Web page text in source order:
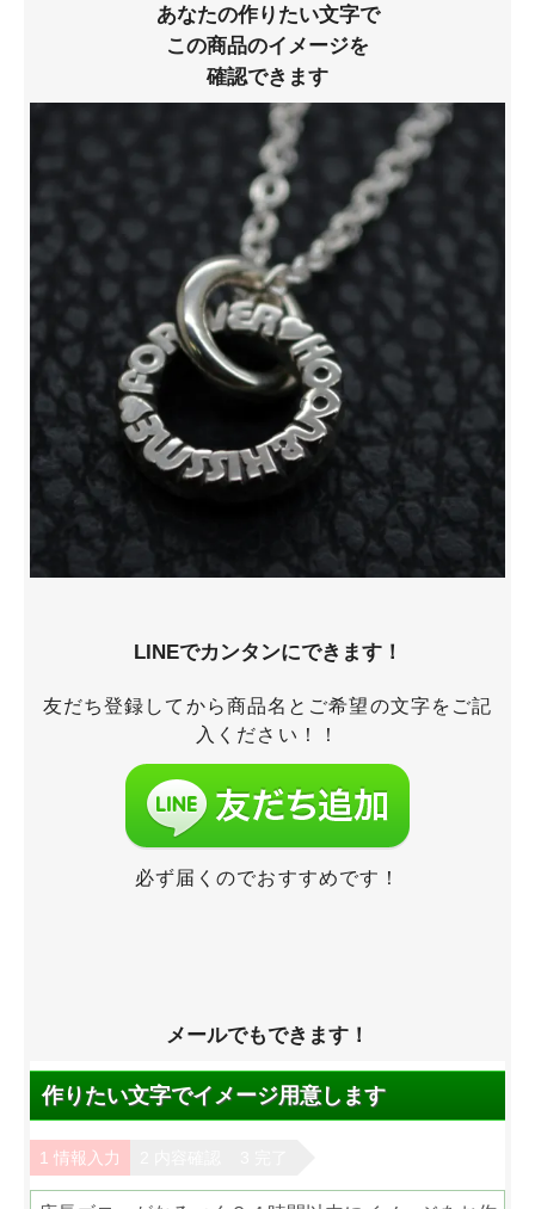
あなたの作りたい文字で
この商品のイメージを
確認できます
LINEでカンタンにできます！
友だち登録してから商品名とご希望の文字をご記
入ください！！
必ず届くのでおすすめです！
メールでもできます！